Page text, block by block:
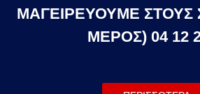
ΜΑΓΕΙΡΕΥΟΥΜΕ ΣΤΟΥΣ
ΜΕΡΟΣ) 04 12